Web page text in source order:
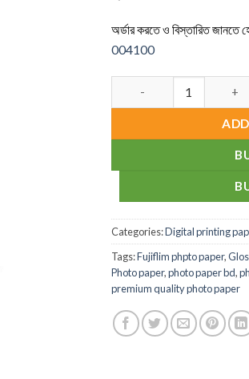
অর্ডার করতে ও বিস্তারিত জানতে
004100
Categories:Digital printing
Tags:Fujiflim phpto paper,
Photo paper,photo paper bd,
premium quality photo paper